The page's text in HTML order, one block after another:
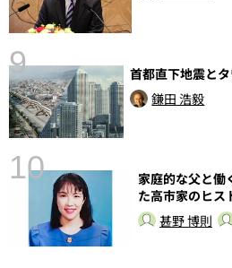
9
首都直下地震と
鎌田 浩毅
10
家庭的な父と
た高市家のヒス
甚野 博則